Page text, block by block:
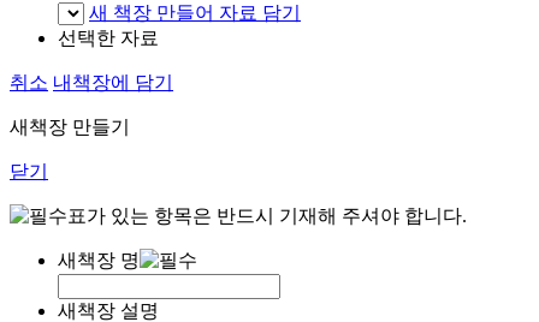
새 책장 만들어 자료 담기
선택한 자료
취소 내책장에 담기
새책장 만들기
닫기
표가 있는 항목은 반드시 기재해 주셔야 합니다.
새책장 명
새책장 설명